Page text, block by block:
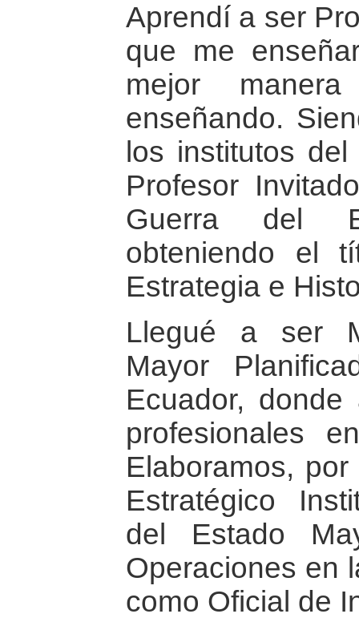
Aprendí a ser
que me
mejor
enseñando.
los institutos
Profesor
Guerra del
obteniendo el
Estrategia e
Llegué a ser
Mayor
Ecuador, donde
profesionales
Elaboramos,
Estratégico
del Estado
Operaciones en
como Oficial de